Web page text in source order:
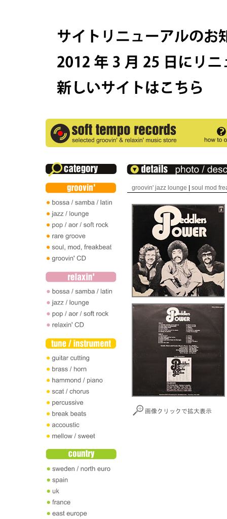
groovin' jazz lounge soul mod